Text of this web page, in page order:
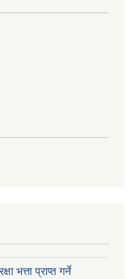
भत्ता प्राप्त गर्ने